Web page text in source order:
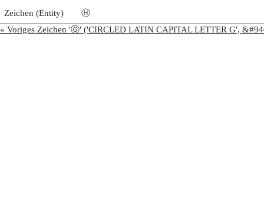
Zeichen (Entity)
Ⓗ
« Voriges Zeichen 'Ⓖ' ('CIRCLED LATIN CAPITAL LETTER G',